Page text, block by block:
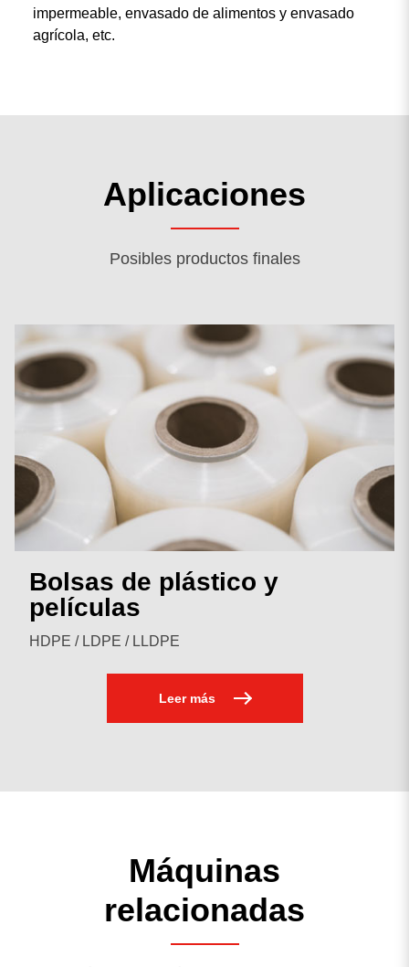
impermeable, envasado de alimentos y envasado
agrícola, etc.
Aplicaciones
Posibles productos finales
Bolsas de plástico y
películas
HDPE / LDPE / LLDPE
Leer más
Máquinas
relacionadas